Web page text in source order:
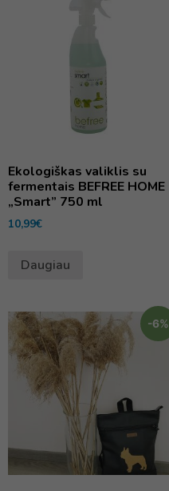
Ekologiškas valiklis su
fermentais BEFREE HOME
„Smart” 750 ml
10,99€
Daugiau
-6%